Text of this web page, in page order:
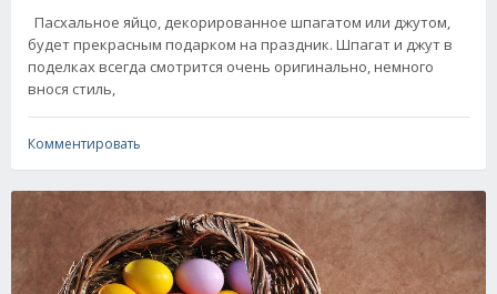
Пасхальное яйцо, декорированное шпагатом или джутом,
будет прекрасным подарком на праздник. Шпагат и джут в
поделках всегда смотрится очень оригинально, немного
внося стиль,
Комментировать